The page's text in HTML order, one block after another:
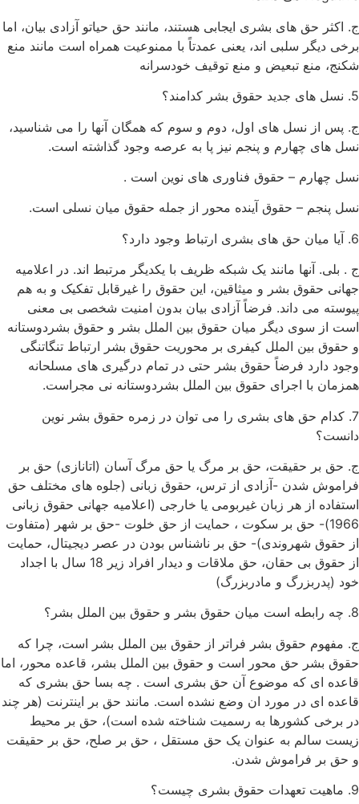
ج. اکثر حق های بشری ایجابی هستند، مانند حق حیاتو آزادی بیان، اما
برخی دیگر سلبی اند، یعنی عمدتاً با ممنوعیت همراه است مانند منع
شکنج، منع تبعیض و منع توقیف خودسرانه
5. نسل های جدید حقوق بشر کدامند؟
ج. پس از نسل های اول، دوم و سوم که همگان آنها را می شناسید،
نسل های چهارم و پنجم نیز پا به عرصه وجود گذاشته است.
نسل چهارم – حقوق فناوری های نوین است .
نسل پنجم – حقوق آینده محور از جمله حقوق میان نسلی است.
6. آیا میان حق های بشری ارتباط وجود دارد؟
ج . بلی. آنها مانند یک شبکه ظریف با یکدیگر مرتبط اند. در اعلامیه
جهانی حقوق بشر و میثاقین، این حقوق را غیرقابل تفکیک و به هم
پیوسته می داند. فرضاً آزادی بیان بدون امنیت شخصی بی معنی
است از سوی دیگر میان حقوق بین الملل بشر و حقوق بشردوستانه
و حقوق بین الملل کیفری بر محوریت حقوق بشر ارتباط تنگاتنگی
وجود دارد فرضاً حقوق بشر حتی در تمام درگیری های مسلحانه
همزمان با اجرای حقوق بین الملل بشردوستانه نی مجراست.
7. کدام حق های بشری را می توان در زمره حقوق بشر نوین
دانست؟
ج. حق بر حقیقت، حق بر مرگ یا حق مرگ آسان (اتانازی) حق بر
فراموش شدن -آزادی از ترس، حقوق زبانی (جلوه های مختلف حق
استفاده از هر زبان غیربومی یا خارجی (اعلامیه جهانی حقوق زبانی
1966)- حق بر سکوت ، حمایت از حق خلوت -حق بر شهر (متفاوت
از حقوق شهروندی)- حق بر ناشناس بودن در عصر دیجیتال، حمایت
از حقوق بی حقان، حق ملاقات و دیدار افراد زیر 18 سال با اجداد
خود (پدربزرگ و مادربزرگ)
8. چه رابطه است میان حقوق بشر و حقوق بین الملل بشر؟
ج. مفهوم حقوق بشر فراتر از حقوق بین الملل بشر است، چرا که
حقوق بشر حق محور است و حقوق بین الملل بشر، قاعده محور، اما
قاعده ای که موضوع آن حق بشری است . چه بسا حق بشری که
قاعده ای در مورد ان وضع نشده است. مانند حق بر اینترنت (هر چند
در برخی کشورها به رسمیت شناخته شده است)، حق بر محیط
زیست سالم به عنوان یک حق مستقل ، حق بر صلح، حق بر حقیقت
و حق بر فراموش شدن.
9. ماهیت تعهدات حقوق بشری چیست؟